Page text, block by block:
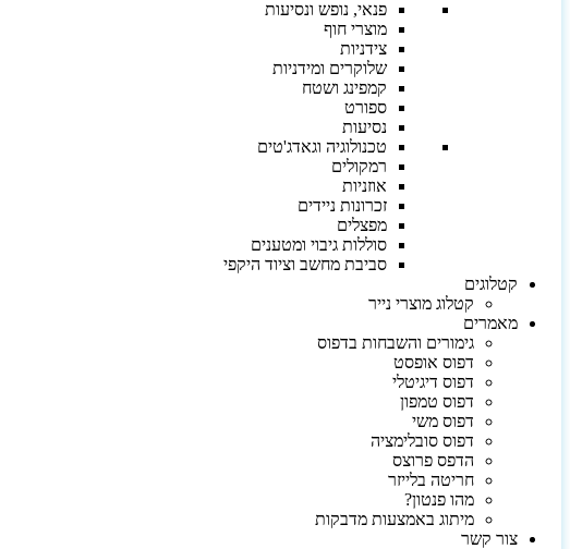
פנאי, נופש ונסיעות
מוצרי חוף
צידניות
שלוקרים ומידניות
קמפינג ושטח
ספורט
נסיעות
טכנולוגיה וגאדג'טים
רמקולים
אוזניות
זכרונות ניידים
מפצלים
סוללות גיבוי ומטענים
סביבת מחשב וציוד היקפי
קטלוגים
קטלוג מוצרי נייר
מאמרים
גימורים והשבחות בדפוס
דפוס אופסט
דפוס דיגיטלי
דפוס טמפון
דפוס משי
דפוס סובלימציה
הדפס פרוצס
חריטה בלייזר
מהו פנטון?
מיתוג באמצעות מדבקות
צור קשר